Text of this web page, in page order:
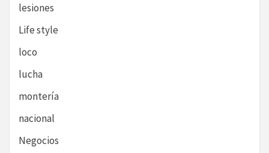
lesiones
Life style
loco
lucha
montería
nacional
Negocios